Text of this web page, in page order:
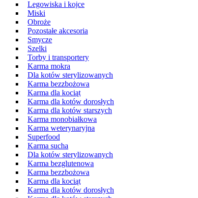
Legowiska i kojce
Miski
Obroże
Pozostałe akcesoria
Smycze
Szelki
Torby i transportery
Karma mokra
Dla kotów sterylizowanych
Karma bezzbożowa
Karma dla kociąt
Karma dla kotów dorosłych
Karma dla kotów starszych
Karma monobiałkowa
Karma weterynaryjna
Superfood
Karma sucha
Dla kotów sterylizowanych
Karma bezglutenowa
Karma bezzbożowa
Karma dla kociąt
Karma dla kotów dorosłych